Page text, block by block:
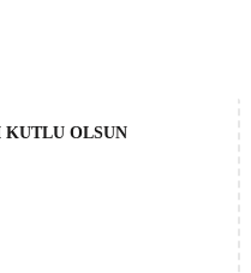
KUTLU OLSUN